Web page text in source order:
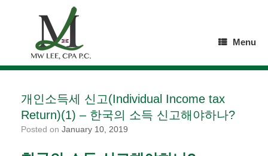
Menu
개인소득세 신고(Individual Income tax
Return)(1) – 한국의 소득 신고해야하나?
Posted on January 10, 2019